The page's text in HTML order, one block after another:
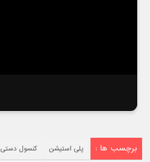
برچسب ها : پلی استیشن کنسول دستی